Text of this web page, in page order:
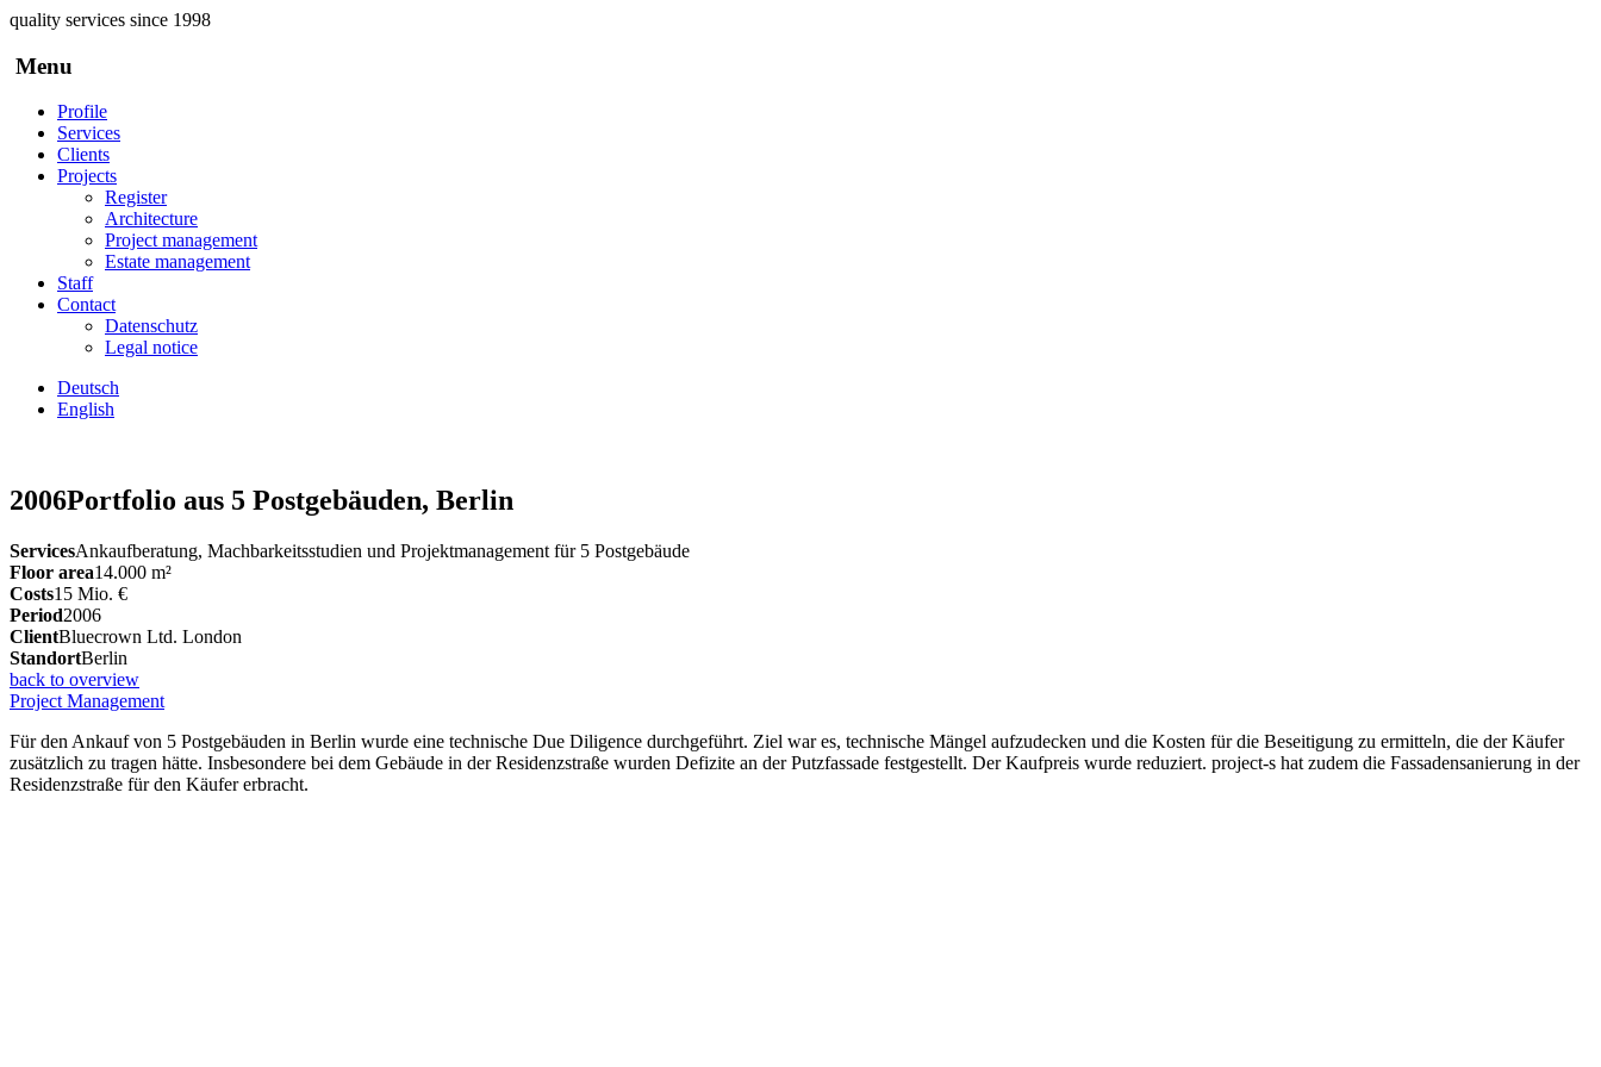
Skip to main content
quality services since 1998
Menu
Profile
Services
Clients
Projects
Register
Architecture
Project management
Estate management
Staff
Contact
Datenschutz
Legal notice
Deutsch
English
2006Portfolio aus 5 Postgebäuden, Berlin
ServicesAnkaufberatung, Machbarkeitsstudien und Projektmanagement für 5 Postgebäude
Floor area14.000 m²
Costs15 Mio. €
Period2006
ClientBluecrown Ltd. London
StandortBerlin
back to overview
Project Management
Für den Ankauf von 5 Postgebäuden in Berlin wurde eine technische Due Diligence durchgeführt. Ziel war es, technische Mängel aufzudecken und die Kosten für die Beseitigung zu ermitteln, die der Käufer
zusätzlich zu tragen hätte. Insbesondere bei dem Gebäude in der Residenzstraße wurden Defizite an der Putzfassade festgestellt. Der Kaufpreis wurde reduziert. project-s hat zudem die Fassadensanierung in der
Residenzstraße für den Käufer erbracht.